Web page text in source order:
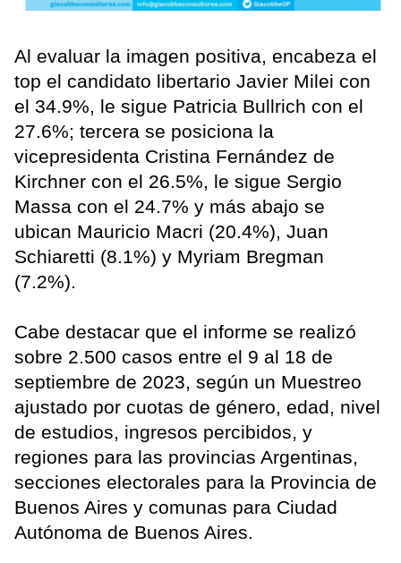
Al evaluar la imagen positiva, encabeza el
top el candidato libertario Javier Milei con
el 34.9%, le sigue Patricia Bullrich con el
27.6%; tercera se posiciona la
vicepresidenta Cristina Fernández de
Kirchner con el 26.5%, le sigue Sergio
Massa con el 24.7% y más abajo se
ubican Mauricio Macri (20.4%), Juan
Schiaretti (8.1%) y Myriam Bregman
(7.2%).
Cabe destacar que el informe se realizó
sobre 2.500 casos entre el 9 al 18 de
septiembre de 2023, según un Muestreo
ajustado por cuotas de género, edad, nivel
de estudios, ingresos percibidos, y
regiones para las provincias Argentinas,
secciones electorales para la Provincia de
Buenos Aires y comunas para Ciudad
Autónoma de Buenos Aires.